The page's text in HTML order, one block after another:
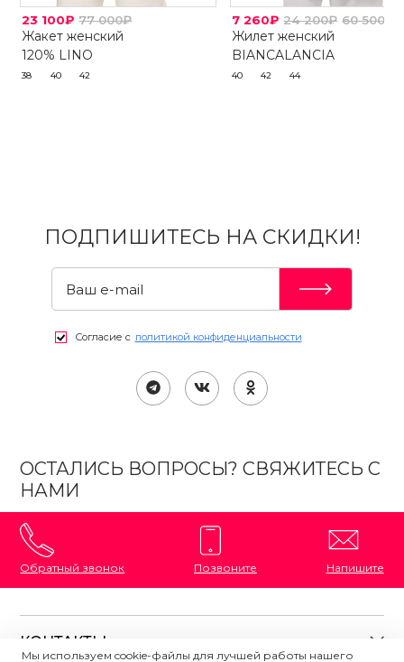
23 100₽ 77 000₽
Жакет женский
120% LINO
38 40 42
7 260₽ 24 200₽ 60 500₽
Жилет женский
BIANCALANCIA
40 42 44
ПОДПИШИТЕСЬ НА СКИДКИ!
Согласие с политикой конфиденциальности
ОСТАЛИСЬ ВОПРОСЫ? СВЯЖИТЕСЬ С
НАМИ
Обратный звонок Позвоните Напишите
КОНТАКТЫ
Мы используем cookie-файлы для лучшей работы нашего